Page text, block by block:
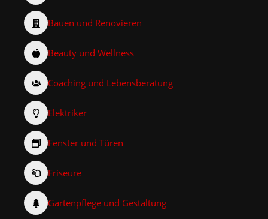
Bauen und Renovieren
Beauty und Wellness
Coaching und Lebensberatung
Elektriker
Fenster und Türen
Friseure
Gartenpflege und Gestaltung